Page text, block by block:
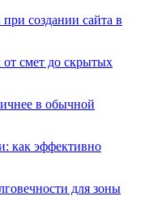
создании сайта в
от смет до скрытых
в обычной
как эффективно
для зоны